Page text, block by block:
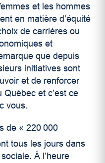
et les hommes
en matière d’équité
de carrières ou
et
que depuis
initiatives sont
et de renforcer
Québec et c’est ce
vous.
de « 220 000
tous les jours dans
À l’heure